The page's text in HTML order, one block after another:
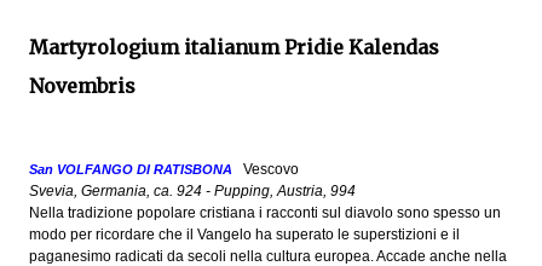
Martyrologium italianum Pridie Kalendas
Novembris
San VOLFANGO DI RATISBONA
Vescovo
Svevia, Germania, ca. 924 - Pupping, Austria, 994
Nella tradizione popolare cristiana i racconti sul diavolo sono spesso un
modo per ricordare che il Vangelo ha superato le superstizioni e il
paganesimo radicati da secoli nella cultura europea. Accade anche nella